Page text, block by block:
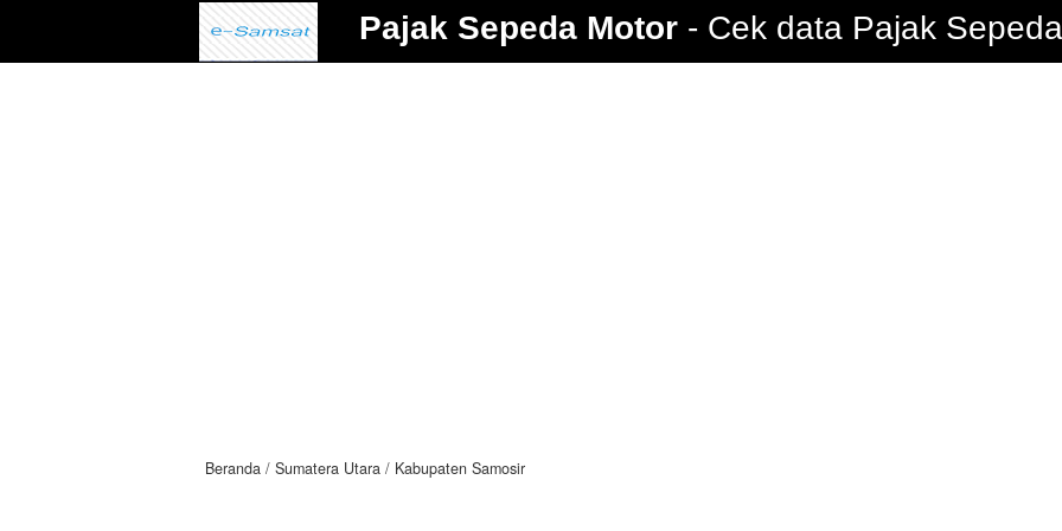
Pajak Sepeda Motor Cek data Pajak
Beranda Sumatera Utara Kabupaten Samosir